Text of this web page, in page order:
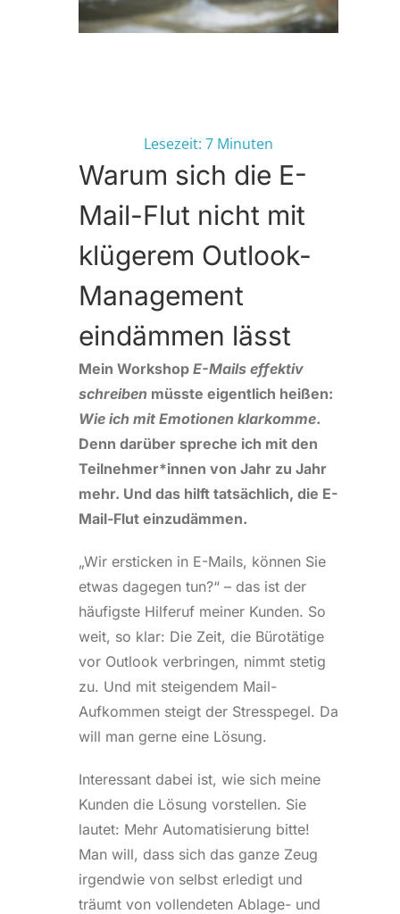
Lesezeit:7 Minuten
Warum sich die E-
Mail-Flut nicht mit
klügerem Outlook-
Management
eindämmen lässt
Mein WorkshopE-Mails effektiv
schreiben müsste eigentlich heißen:
Wie ich mit Emotionen klarkomme.
Denn darüber spreche ich mit den
Teilnehmer*innen von Jahr zu Jahr
mehr. Und das hilft tatsächlich, die E-
Mail-Flut einzudämmen.
„Wir ersticken in E-Mails, können Sie
etwas dagegen tun?“ – das ist der
häufigste Hilferuf meiner Kunden. So
weit, so klar: Die Zeit, die Bürotätige
vor Outlook verbringen, nimmt stetig
zu. Und mit steigendem Mail-
Aufkommen steigt der Stresspegel. Da
will man gerne eine Lösung.
Interessant dabei ist, wie sich meine
Kunden die Lösung vorstellen. Sie
lautet: Mehr Automatisierung bitte!
Man will, dass sich das ganze Zeug
irgendwie von selbst erledigt und
träumt von vollendeten Ablage- und